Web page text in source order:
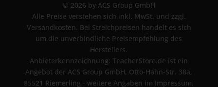
© 2026 by ACS Group GmbH
Alle Preise verstehen sich inkl. MwSt. und zzgl.
Versandkosten. Bei Streichpreisen handelt es sich
um die unverbindliche Preisempfehlung des
Herstellers.
Anbieterkennzeichnung: TeacherStore.de ist ein
Angebot der ACS Group GmbH, Otto-Hahn-Str. 38a,
85521 Riemerling - weitere Angaben im Impressum.